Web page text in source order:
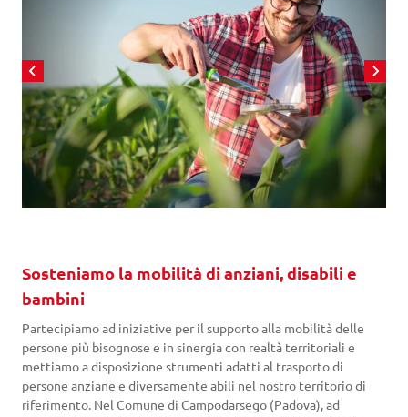
Sosteniamo la mobilità di anziani, disabili e
bambini
Partecipiamo ad iniziative per il supporto alla mobilità delle
persone più bisognose e in sinergia con realtà territoriali e
mettiamo a disposizione strumenti adatti al trasporto di
persone anziane e diversamente abili nel nostro territorio di
riferimento. Nel Comune di Campodarsego (Padova), ad